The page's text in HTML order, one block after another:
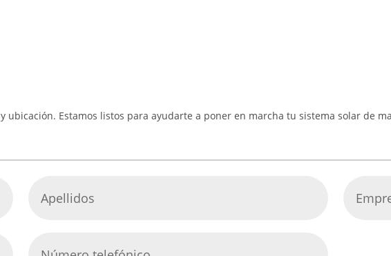
Estamos listos para ayudarte a poner en marcha tu sistema solar de